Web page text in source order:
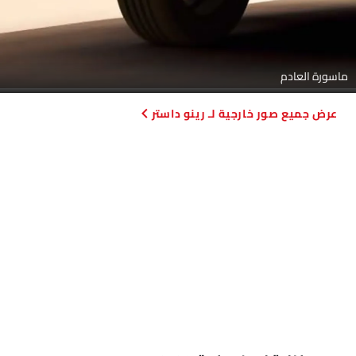
ماسورة العادم
صور خارجية لـ رينو داستر